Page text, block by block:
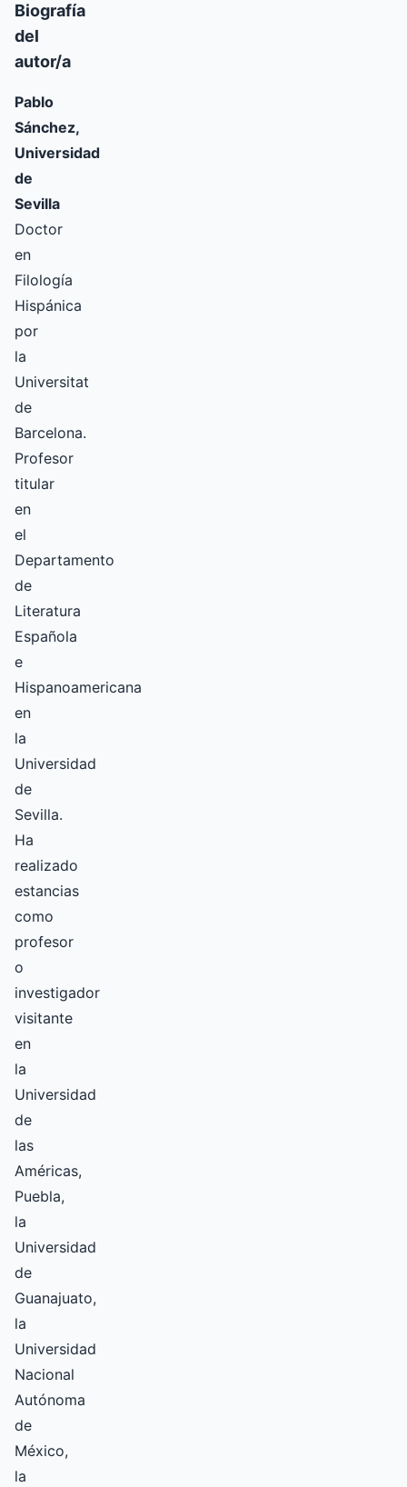
Biografía
del
autor/a
Pablo
Sánchez,
Universidad
de
Sevilla
Doctor
en
Filología
Hispánica
por
la
Universitat
de
Barcelona.
Profesor
titular
en
el
Departamento
de
Literatura
Española
e
Hispanoamericana
en
la
Universidad
de
Sevilla.
Ha
realizado
estancias
como
profesor
o
investigador
visitante
en
la
Universidad
de
las
Américas,
Puebla,
la
Universidad
de
Guanajuato,
la
Universidad
Nacional
Autónoma
de
México,
la